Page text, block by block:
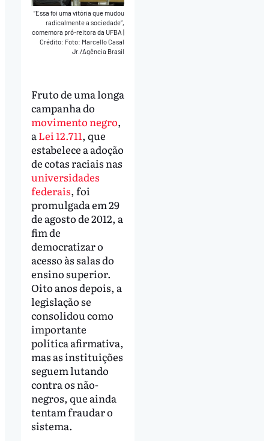
“Essa foi uma vitória que mudou
radicalmente a sociedade”,
comemora pró-reitora da UFBA|
Crédito: Foto: Marcello Casal
Jr./Agência Brasil
Fruto de uma longa
campanha do
movimento negro,
a Lei 12.711, que
estabelece a adoção
de cotas raciais nas
universidades
federais, foi
promulgada em 29
de agosto de 2012, a
fim de
democratizar o
acesso às salas do
ensino superior.
Oito anos depois, a
legislação se
consolidou como
importante
política afirmativa,
mas as instituições
seguem lutando
contra os não-
negros, que ainda
tentam fraudar o
sistema.